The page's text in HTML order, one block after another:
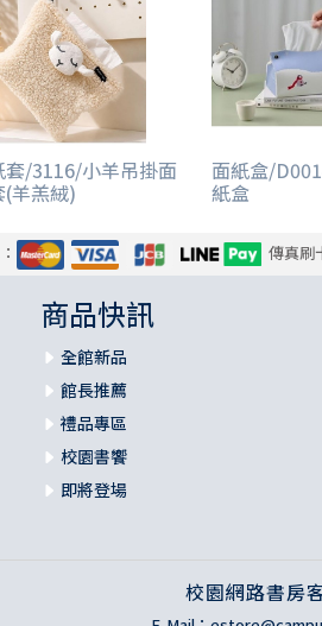
套/3116/小羊吊掛面
(羊羔絨)
面紙盒/
紙盒
傳真刷
商品快訊
全館新品
館長推薦
禮品專區
校園書饗
即將登場
校園網路書房